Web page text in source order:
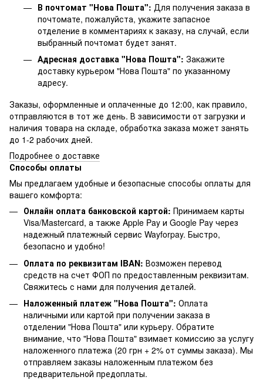
В почтомат "Нова Пошта": Для получения заказа в
почтомате, пожалуйста, укажите запасное
отделение в комментариях к заказу, на случай, если
выбранный почтомат будет занят.
Адресная доставка "Нова Пошта": Закажите
доставку курьером "Нова Пошта" по указанному
адресу.
Заказы, оформленные и оплаченные до 12:00, как правило,
отправляются в тот же день. В зависимости от загрузки и
наличия товара на складе, обработка заказа может занять
до 1-2 рабочих дней.
Подробнее о доставке
Способы оплаты
Мы предлагаем удобные и безопасные способы оплаты для
вашего комфорта:
Онлайн оплата банковской картой: Принимаем карты
Visa/Mastercard, а также Apple Pay и Google Pay через
надежный платежный сервис Wayforpay. Быстро,
безопасно и удобно!
Оплата по реквизитам IBAN: Возможен перевод
средств на счет ФОП по предоставленным реквизитам.
Свяжитесь с нами для получения деталей.
Наложенный платеж "Нова Пошта": Оплата
наличными или картой при получении заказа в
отделении "Нова Пошта" или курьеру. Обратите
внимание, что "Нова Пошта" взимает комиссию за услугу
наложенного платежа (20 грн + 2% от суммы заказа). Мы
отправляем заказы наложенным платежом без
предварительной предоплаты.